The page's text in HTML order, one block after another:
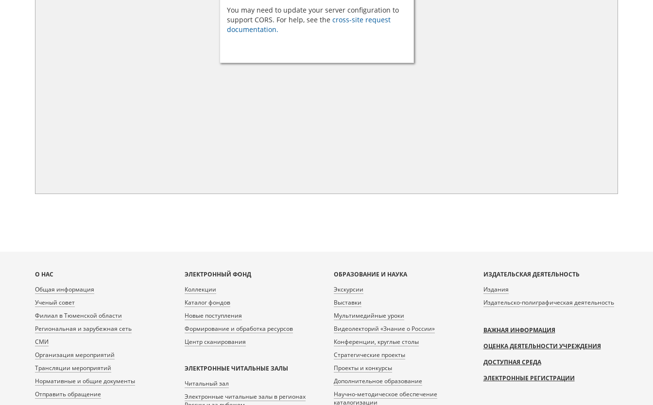
You may need to update your server configuration to
support CORS. For help, see the cross-site request
documentation.
Карта
сайта
О НАС
Общая информация
Ученый совет
Филиал в Тюменской области
Региональная и зарубежная сеть
СМИ
Организация мероприятий
Трансляции мероприятий
Нормативные и общие документы
Отправить обращение
ЭЛЕКТРОННЫЙ ФОНД
Коллекции
Каталог фондов
Новые поступления
Формирование и обработка ресурсов
Центр сканирования
ЭЛЕКТРОННЫЕ ЧИТАЛЬНЫЕ ЗАЛЫ
Читальный зал
Электронные читальные залы в регионах
ОБРАЗОВАНИЕ И НАУКА
Экскурсии
Выставки
Мультимедийные уроки
Видеолекторий «Знание о России»
Конференции, круглые столы
Стратегические проекты
Проекты и конкурсы
Дополнительное образование
Научно-методическое обеспечение
каталогизации
ИЗДАТЕЛЬСКАЯ ДЕЯТЕЛЬНОСТЬ
Издания
Издательско-полиграфическая деятельность
ВАЖНАЯ ИНФОРМАЦИЯ
ОЦЕНКА ДЕЯТЕЛЬНОСТИ УЧРЕЖДЕНИЯ
ДОСТУПНАЯ СРЕДА
ЭЛЕКТРОННЫЕ РЕГИСТРАЦИИ